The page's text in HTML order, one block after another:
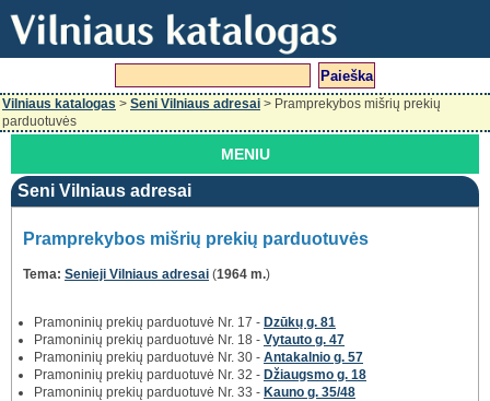
Vilniaus katalogas > Seni Vilniaus adresai > Pramprekybos mišrių prekių
parduotuvės
MENIU
Seni Vilniaus adresai
Pramprekybos mišrių prekių parduotuvės
Tema: Senieji Vilniaus adresai (1964 m.)
Pramoninių prekių parduotuvė Nr. 17 - Dzūkų g. 81
Pramoninių prekių parduotuvė Nr. 18 - Vytauto g. 47
Pramoninių prekių parduotuvė Nr. 30 - Antakalnio g. 57
Pramoninių prekių parduotuvė Nr. 32 - Džiaugsmo g. 18
Pramoninių prekių parduotuvė Nr. 33 - Kauno g. 35/48